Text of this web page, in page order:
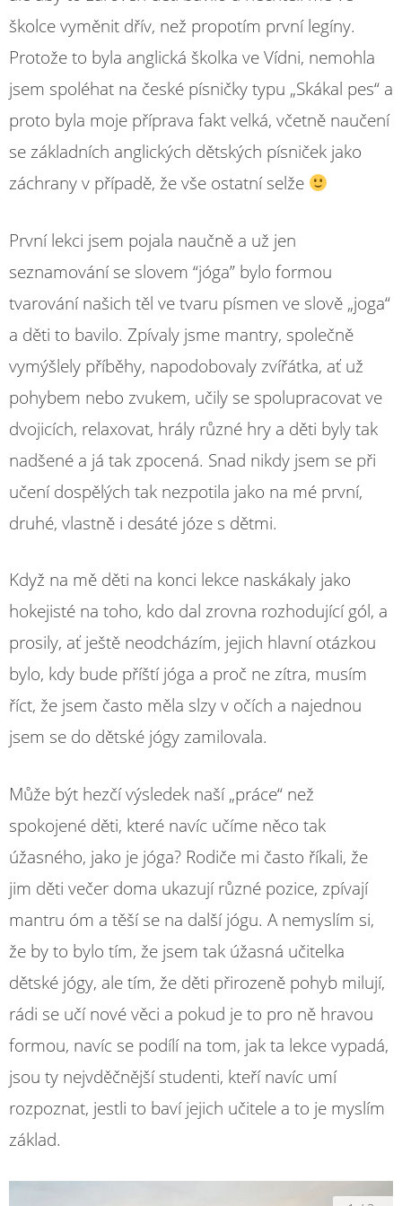
školce vyměnit dřív, než propotím první legíny.
Protože to byla anglická školka ve Vídni, nemohla
jsem spoléhat na české písničky typu „Skákal pes“ a
proto byla moje příprava fakt velká, včetně naučení
se základních anglických dětských písniček jako
záchrany v případě, že vše ostatní selže
První lekci jsem pojala naučně a už jen
seznamování se slovem “jóga” bylo formou
tvarování našich těl ve tvaru písmen ve slově „joga“
a děti to bavilo. Zpívaly jsme mantry, společně
vymýšlely příběhy, napodobovaly zvířátka, ať už
pohybem nebo zvukem, učily se spolupracovat ve
dvojicích, relaxovat, hrály různé hry a děti byly tak
nadšené a já tak zpocená. Snad nikdy jsem se při
učení dospělých tak nezpotila jako na mé první,
druhé, vlastně i desáté józe s dětmi.
Když na mě děti na konci lekce naskákaly jako
hokejisté na toho, kdo dal zrovna rozhodující gól, a
prosily, ať ještě neodcházím, jejich hlavní otázkou
bylo, kdy bude příští jóga a proč ne zítra, musím
říct, že jsem často měla slzy v očích a najednou
jsem se do dětské jógy zamilovala.
Může být hezčí výsledek naší „práce“ než
spokojené děti, které navíc učíme něco tak
úžasného, jako je jóga? Rodiče mi často říkali, že
jim děti večer doma ukazují různé pozice, zpívají
mantru óm a těší se na další jógu. A nemyslím si,
že by to bylo tím, že jsem tak úžasná učitelka
dětské jógy, ale tím, že děti přirozeně pohyb milují,
rádi se učí nové věci a pokud je to pro ně hravou
formou, navíc se podílí na tom, jak ta lekce vypadá,
jsou ty nejvděčnější studenti, kteří navíc umí
rozpoznat, jestli to baví jejich učitele a to je myslím
základ.